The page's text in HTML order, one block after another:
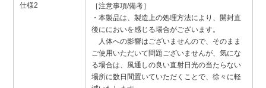
仕様2
［注意事項/備考］
・本製品は、製造上の処理方法により、開封直
後ににおいを感じる場合がございます。
人体への影響はございませんので、そのまま
ご使用いただいて問題ございませんが、気にな
る場合は、風通しの良い直射日光の当たらない
場所に数日間置いていただくことで、徐々に軽